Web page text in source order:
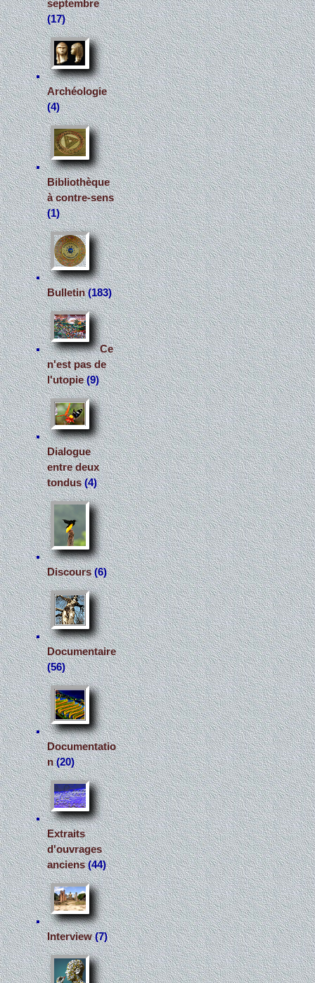
septembre
(17)
Archéologie
(4)
Bibliothèque
à contre-sens
(1)
Bulletin(183)
Ce
n'est pas de
l'utopie(9)
Dialogue
entre deux
tondus(4)
Discours(6)
Documentaire
(56)
Documentatio
n(20)
Extraits
d'ouvrages
anciens(44)
Interview(7)